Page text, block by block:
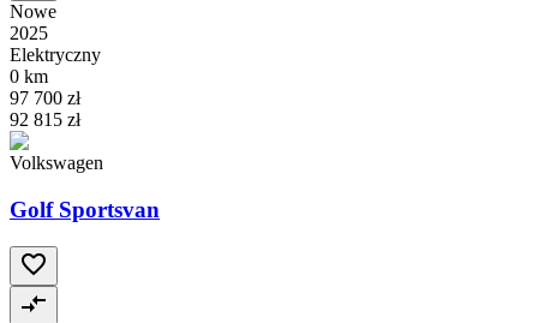
Nowe
2025
Elektryczny
0 km
97 700 zł
92 815 zł
Volkswagen
Golf Sportsvan